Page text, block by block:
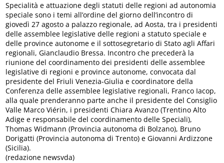
Specialità e attuazione degli statuti delle regioni ad autonomia
speciale sono i temi all’ordine del giorno dell’incontro di
giovedì 27 agosto a palazzo regionale, ad Aosta, tra i presidenti
delle assemblee legislative delle regioni a statuto speciale e
delle province autonome e il sottosegretario di Stato agli Affari
regionali, Gianclaudio Bressa. Incontro che precederà la
riunione del coordinamento dei presidenti delle assemblee
legislative di regioni e province autonome, convocata dal
presidente del Friuli Venezia-Giulia e coordinatore della
Conferenza delle assemblee legislative regionali, Franco Iacop,
alla quale prenderanno parte anche il presidente del Consiglio
Valle Marco Viérin, i presidenti Chiara Avanzo (Trentino Alto
Adige e responsabile del coordinamento delle Speciali),
Thomas Widmann (Provincia autonoma di Bolzano), Bruno
Dorigatti (Provincia autonoma di Trento) e Giovanni Ardizzone
(Sicilia).
(redazione newsvda)